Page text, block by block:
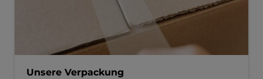
Unsere Verpackung